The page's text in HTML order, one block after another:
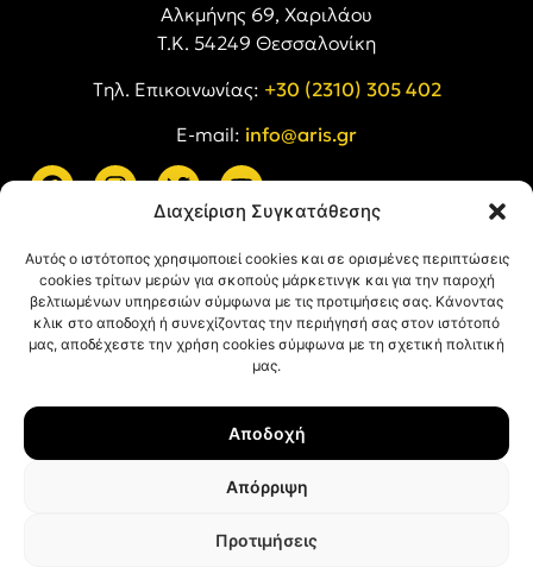
Διαχείριση Συγκατάθεσης
Αυτός ο ιστότοπος χρησιμοποιεί cookies και σε ορισμένες περιπτώσεις
cookies τρίτων μερών για σκοπούς μάρκετινγκ και για την παροχή
βελτιωμένων υπηρεσιών σύμφωνα με τις προτιμήσεις σας. Κάνοντας
κλικ στο αποδοχή ή συνεχίζοντας την περιήγησή σας στον ιστότοπό
μας, αποδέχεστε την χρήση cookies σύμφωνα με τη σχετική πολιτική
μας.
Αποδοχή
Απόρριψη
Προτιμήσεις
Αλκμήνης 69, Χαριλάου
Τ.Κ. 54249 Θεσσαλονίκη
Tηλ. Επικοινωνίας: +30 (2310) 305 402
E-mail: info@aris.gr
Όροι Χρήσης
Πολιτική Cookies
© ΑΡΗΣ Α.Σ. All rights reserved.